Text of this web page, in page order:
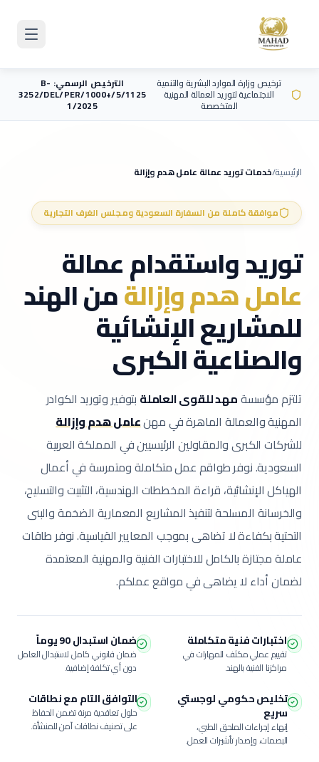
ترخيص وزارة الموارد البشرية والتنمية
الاجتماعية لتوريد العمالة المهنية
المتخصصة
الترخيص الرسمي: B-
3252/DEL/PER/1000+/5/1125
1/2025
الرئيسية/خدمات توريد عمالة عامل هدم وإزالة
موافقة كاملة من السفارة السعودية ومجلس الغرف التجارية
توريد واستقدام عمالة
عامل هدم وإزالةمن الهند
للمشاريع الإنشائية
والصناعية الكبرى
تلتزم مؤسسةمهد للقوى العاملة بتوفير وتوريد الكوادر
المهنية والعمالة الماهرة في مهنعامل هدم وإزالة
للشركات الكبرى والمقاولين الرئيسيين في المملكة العربية
السعودية.نوفر طواقم عمل متكاملة ومتمرسة في أعمال
الهياكل الإنشائية، قراءة المخططات الهندسية، التثبيت والتسليح،
والخرسانة المسلحة لتنفيذ المشاريع المعمارية الضخمة والبنى
التحتية بكفاءة لا تضاهى بموجب المعايير القياسية.نوفر طاقات
عاملة مجتازة بالكامل للاختبارات الفنية والمهنية المعتمدة
لضمان أداء لا يضاهى في مواقع عملكم.
اختبارات فنية متكاملة
تقييم عملي مكثف للمهارات في
مراكزنا الفنية بالهند.
ضمان استبدال 90 يوماً
ضمان قانوني كامل لاستبدال العامل
دون أي تكلفة إضافية.
تخليص حكومي لوجستي
سريع
إنهاء إجراءات الملحق الطبي،
البصمات، وإصدار تأشيرات العمل.
التوافق التام مع نطاقات
حلول تعاقدية مرنة تضمن الحفاظ
على تصنيف نطاقات آمن للمنشأة.